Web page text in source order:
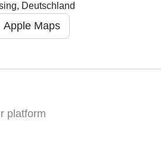
Deutschland
Apple Maps
platform